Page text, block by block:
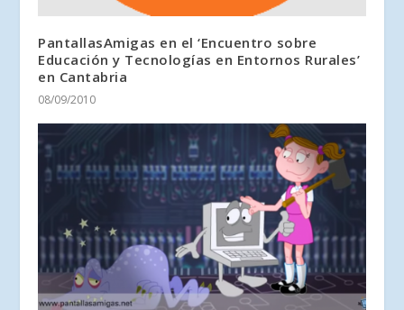
PantallasAmigas en el ‘Encuentro sobre
Educación y Tecnologías en Entornos Rurales’
en Cantabria
08/09/2010